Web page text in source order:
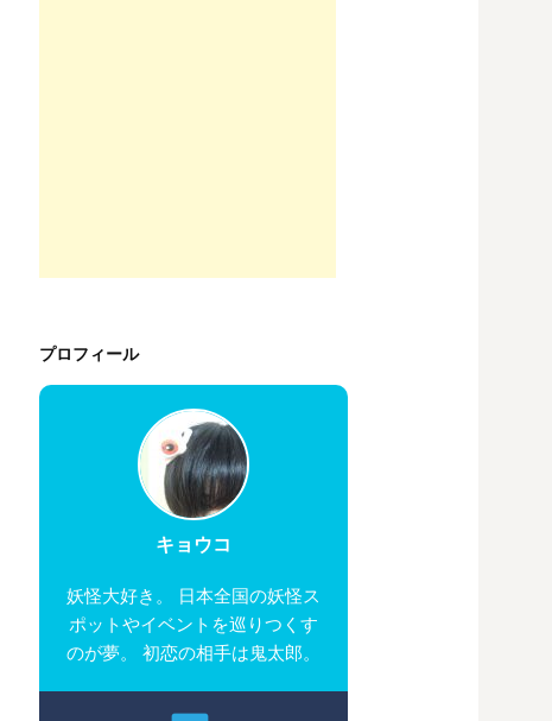
プロフィール
キョウコ
妖怪大好き。 日本全国の妖怪ス
ポットやイベントを巡りつくす
のが夢。 初恋の相手は鬼太郎。